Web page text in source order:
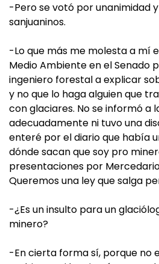
-Pero se votó por unanimidad
sanjuaninos.
-Lo que más me molesta a mí
Medio Ambiente en el Senado
ingeniero forestal a explicar
y no que lo haga alguien que
con glaciares. No se informó a
adecuadamente ni tuvo una
enteré por el diario que había
dónde sacan que soy pro
presentaciones por
Queremos una ley que salga
-¿Es un insulto para un
minero?
-En cierta forma sí, porque no